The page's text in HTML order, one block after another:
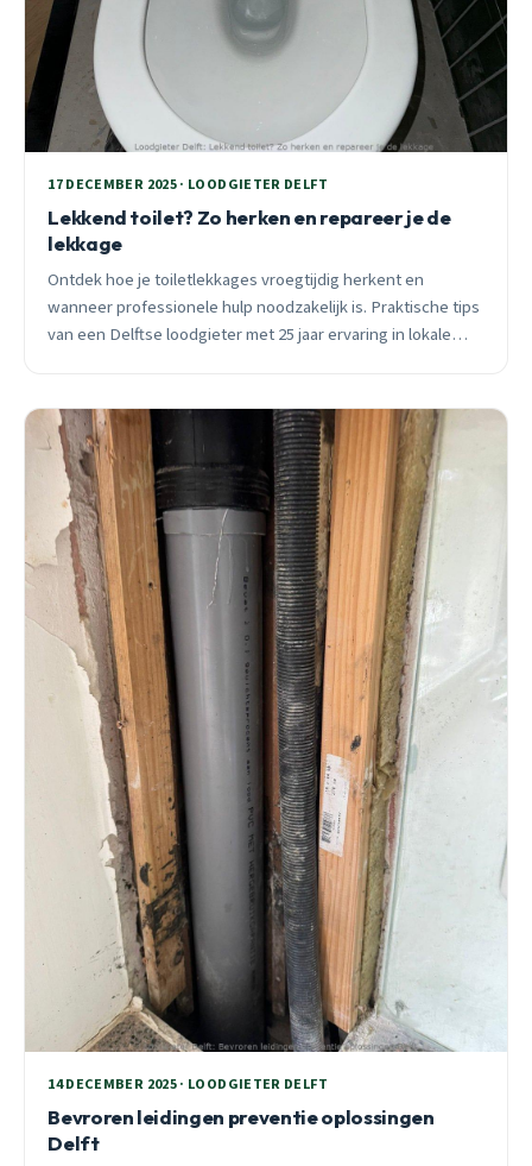
17 DECEMBER 2025 · LOODGIETER DELFT
Lekkend toilet? Zo herken en repareer je de
lekkage
Ontdek hoe je toiletlekkages vroegtijdig herkent en
wanneer professionele hulp noodzakelijk is. Praktische tips
van een Delftse loodgieter met 25 jaar ervaring in lokale
14 DECEMBER 2025 · LOODGIETER DELFT
Bevroren leidingen preventie oplossingen
Delft